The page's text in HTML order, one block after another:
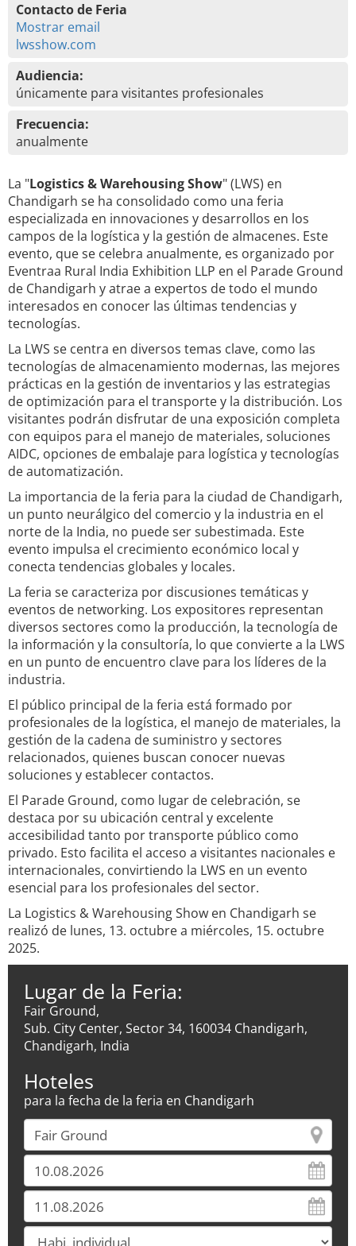
Contacto de Feria
Mostrar email
lwsshow.com
Audiencia:
únicamente para visitantes profesionales
Frecuencia:
anualmente
La "Logistics & Warehousing Show" (LWS) en
Chandigarh se ha consolidado como una feria
especializada en innovaciones y desarrollos en los
campos de la logística y la gestión de almacenes. Este
evento, que se celebra anualmente, es organizado por
Eventraa Rural India Exhibition LLP en el Parade Ground
de Chandigarh y atrae a expertos de todo el mundo
interesados en conocer las últimas tendencias y
tecnologías.
La LWS se centra en diversos temas clave, como las
tecnologías de almacenamiento modernas, las mejores
prácticas en la gestión de inventarios y las estrategias
de optimización para el transporte y la distribución. Los
visitantes podrán disfrutar de una exposición completa
con equipos para el manejo de materiales, soluciones
AIDC, opciones de embalaje para logística y tecnologías
de automatización.
La importancia de la feria para la ciudad de Chandigarh,
un punto neurálgico del comercio y la industria en el
norte de la India, no puede ser subestimada. Este
evento impulsa el crecimiento económico local y
conecta tendencias globales y locales.
La feria se caracteriza por discusiones temáticas y
eventos de networking. Los expositores representan
diversos sectores como la producción, la tecnología de
la información y la consultoría, lo que convierte a la LWS
en un punto de encuentro clave para los líderes de la
industria.
El público principal de la feria está formado por
profesionales de la logística, el manejo de materiales, la
gestión de la cadena de suministro y sectores
relacionados, quienes buscan conocer nuevas
soluciones y establecer contactos.
El Parade Ground, como lugar de celebración, se
destaca por su ubicación central y excelente
accesibilidad tanto por transporte público como
privado. Esto facilita el acceso a visitantes nacionales e
internacionales, convirtiendo la LWS en un evento
esencial para los profesionales del sector.
La Logistics & Warehousing Show en Chandigarh se
realizó de lunes, 13. octubre a miércoles, 15. octubre
2025.
Lugar de la Feria:
Fair Ground,
Sub. City Center, Sector 34, 160034 Chandigarh,
Chandigarh, India
Hoteles
para la fecha de la feria en Chandigarh